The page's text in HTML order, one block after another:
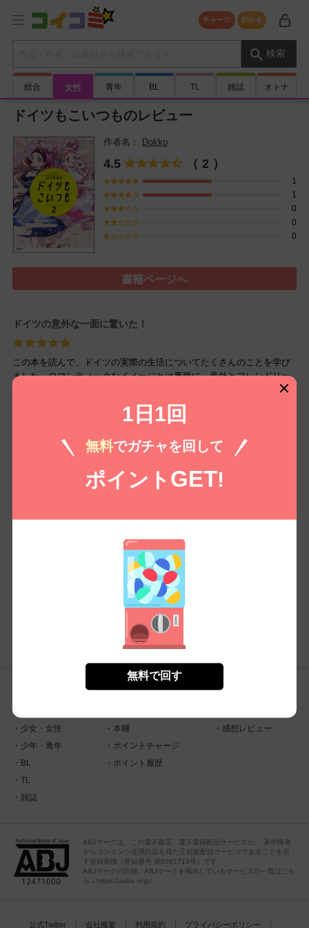
チャージ 貯める
検索
総合 女性 青年 BL TL 雑誌 オトナ
ドイツもこいつものレビュー
Dokko
4.5 （ 2 ）
1
1
0
0
0
書籍ページへ
ドイツの意外な一面に驚いた！
この本を読んで、ドイツの実際の生活についてたくさんのことを学び
ました。ロマンティックなイメージとは裏腹に、意外とフレンドリー
で楽しい人が多いことが印象的でした。全く知らなかった食文化や日
常生活の中の小さなエピソードが盛り込まれており、読み進めるうち
にドイツに行ってみたくなりました。筆者のユーモアも光っていて、
異文化に触れた気分になれる本
かりと描かれていました。特に、筆者の日常の小さな出来事やリアル
な思いがとても共感できて、異文化に触れているような感覚になりま
した。ドイツの理解を深めるために、ぜひ一読をお勧めします。た
だ、もう少し写真があればなお良かったかなと思います。
1日1回
無料でガチャを回して
ポイント GET!
無料で回す
少女・女性
少年・青年
BL
TL
雑誌
会員
本棚
ポイントチャージ
ポイント履歴
アンケート
コイコミアンケート
感想レビュー
ABJマークは、この電子書店・電子書籍配信サービスが、 著作権者
からコンテンツ使用許諾を得た正規版配信サービスであることを示
す登録商標（登録番号 第6091713号）です。
ABJマークの詳細、ABJマークを掲示しているサービスの一覧はこち
ら→https://aebs.or.jp/
公式Twitter 会社概要 利用規約 プライバシーポリシー